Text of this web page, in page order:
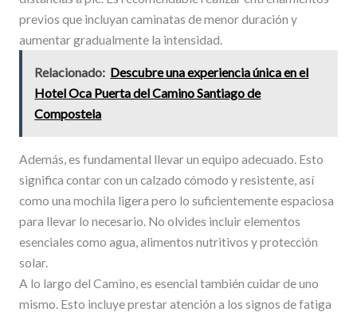
previos que incluyan caminatas de menor duración y
aumentar gradualmente la intensidad.
Relacionado: Descubre una experiencia única en el
Hotel Oca Puerta del Camino Santiago de
Compostela
Además, es fundamental llevar un equipo adecuado. Esto
significa contar con un calzado cómodo y resistente, así
como una mochila ligera pero lo suficientemente espaciosa
para llevar lo necesario. No olvides incluir elementos
esenciales como agua, alimentos nutritivos y protección
solar.
A lo largo del Camino, es esencial también cuidar de uno
mismo. Esto incluye prestar atención a los signos de fatiga